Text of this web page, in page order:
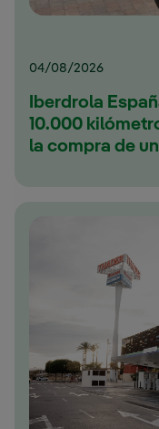
04/08/2026
Iberdrola
10.000
la compra de